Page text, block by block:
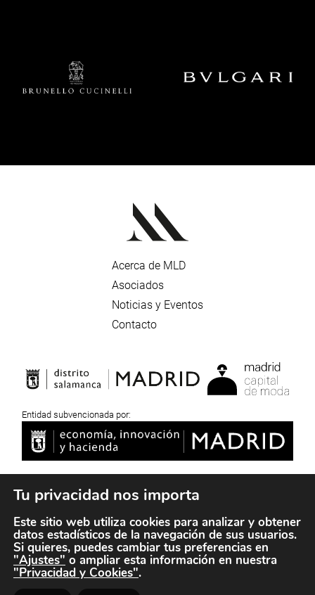
Acerca de MLD
Asociados
Noticias y Eventos
Contacto
Entidad subvencionada por:
Aviso Legal
Privacidad y Cookies
Copyright © 2026 Madrid Luxury District /
Tu privacidad nos importa
Este sitio web utiliza cookies para analizar y obtener
datos estadísticos de la navegación de sus usuarios.
Si quieres, puedes cambiar tus preferencias en
"Ajustes" o ampliar esta información en nuestra
"Privacidad y Cookies".